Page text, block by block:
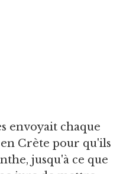
envoyait chaque
en Crète pour qu'ils
jusqu'à ce que